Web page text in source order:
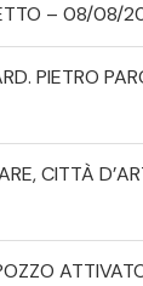
– 08/08/
PIETRO
CITTÀ